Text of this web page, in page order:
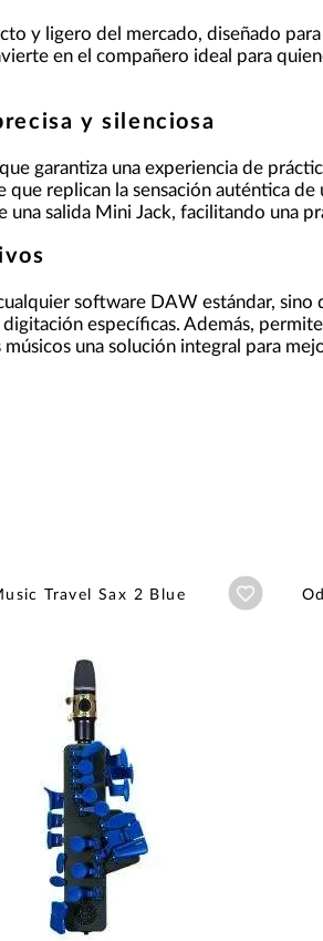
y ligero del mercado, diseñado
en el compañero ideal para
y silenciosa
garantiza una experiencia de
replican la sensación auténtica de
salida Mini Jack, facilitando una
software DAW estándar, sino
específicas. Además,
una solución integral para
Travel Sax 2 Blue
Añadir